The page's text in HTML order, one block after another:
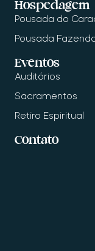
Hospedagem
Pousada do
Pousada
Eventos
Auditórios
Sacramentos
Retiro Espiritual
Contato